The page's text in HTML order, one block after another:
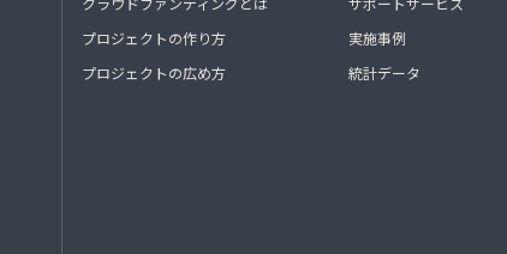
プロジェクトの作り方
プロジェクトの広め方
実施事例
統計データ